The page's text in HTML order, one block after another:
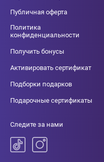
Публичная оферта
Политика
конфиденциальности
Получить бонусы
Активировать сертификат
Подборки подарков
Подарочные сертификаты
Следите за нами